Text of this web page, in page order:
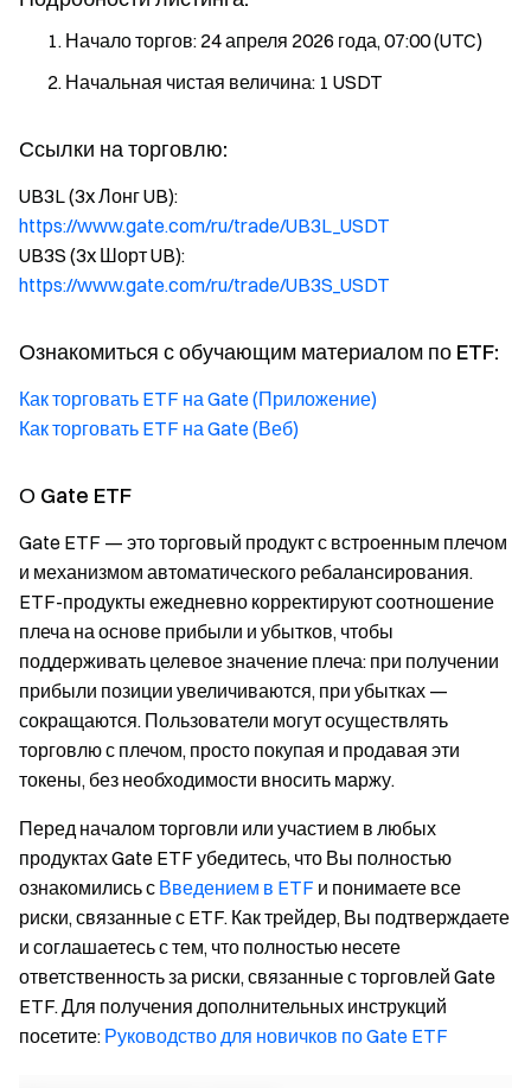
Начало торгов: 24 апреля 2026 года, 07:00 (UTC)
Начальная чистая величина: 1 USDT
Ссылки на торговлю:
UB3L (3x Лонг UB):
https://www.gate.com/ru/trade/UB3L_USDT
UB3S (3x Шорт UB):
https://www.gate.com/ru/trade/UB3S_USDT
Ознакомиться с обучающим материалом по ETF:
Как торговать ETF на Gate (Приложение)
Как торговать ETF на Gate (Веб)
О Gate ETF
Gate ETF — это торговый продукт с встроенным плечом
и механизмом автоматического ребалансирования.
ETF-продукты ежедневно корректируют соотношение
плеча на основе прибыли и убытков, чтобы
поддерживать целевое значение плеча: при получении
прибыли позиции увеличиваются, при убытках —
сокращаются. Пользователи могут осуществлять
торговлю с плечом, просто покупая и продавая эти
токены, без необходимости вносить маржу.
Перед началом торговли или участием в любых
продуктах Gate ETF убедитесь, что Вы полностью
ознакомились с Введением в ETF и понимаете все
риски, связанные с ETF. Как трейдер, Вы подтверждаете
и соглашаетесь с тем, что полностью несете
ответственность за риски, связанные с торговлей Gate
ETF. Для получения дополнительных инструкций
посетите: Руководство для новичков по Gate ETF